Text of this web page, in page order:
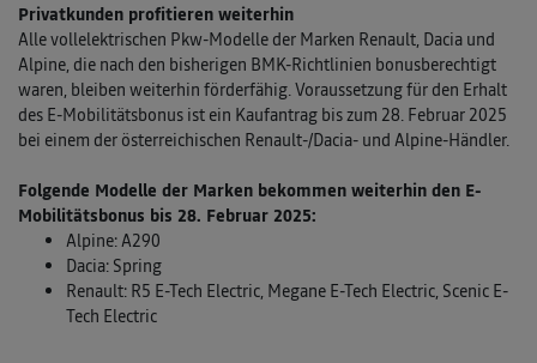
Privatkunden profitieren weiterhin
Alle vollelektrischen Pkw-Modelle der Marken Renault, Dacia und
Alpine, die nach den bisherigen BMK-Richtlinien bonusberechtigt
waren, bleiben weiterhin förderfähig. Voraussetzung für den Erhalt
des E-Mobilitätsbonus ist ein Kaufantrag bis zum 28. Februar 2025
bei einem der österreichischen Renault-/Dacia- und Alpine-Händler.
Folgende Modelle der Marken bekommen weiterhin den E-
Mobilitätsbonus bis 28. Februar 2025:
Alpine: A290
Dacia: Spring
Renault: R5 E-Tech Electric, Megane E-Tech Electric, Scenic E-
Tech Electric